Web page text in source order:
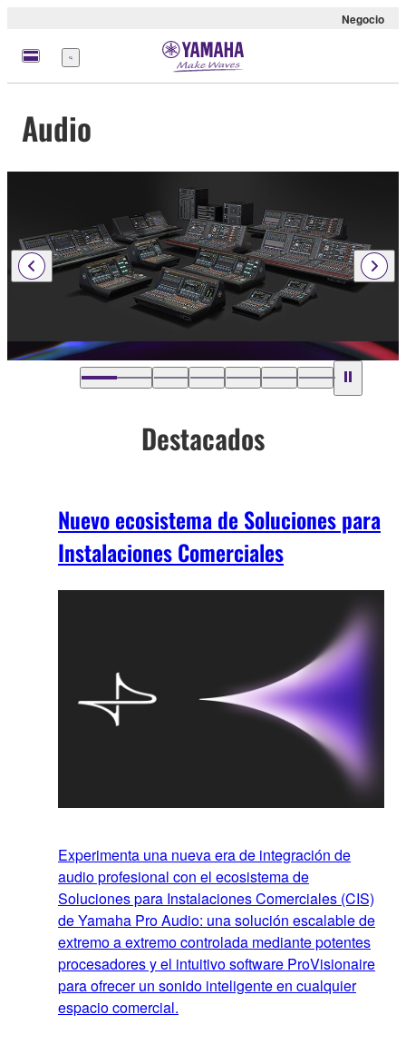
Negocio
Menú
Audio
Destacados
Nuevo ecosistema de Soluciones para
Instalaciones Comerciales
Experimenta una nueva era de integración de
audio profesional con el ecosistema de
Soluciones para Instalaciones Comerciales (CIS)
de Yamaha Pro Audio: una solución escalable de
extremo a extremo controlada mediante potentes
procesadores y el intuitivo software ProVisionaire
para ofrecer un sonido inteligente en cualquier
espacio comercial.